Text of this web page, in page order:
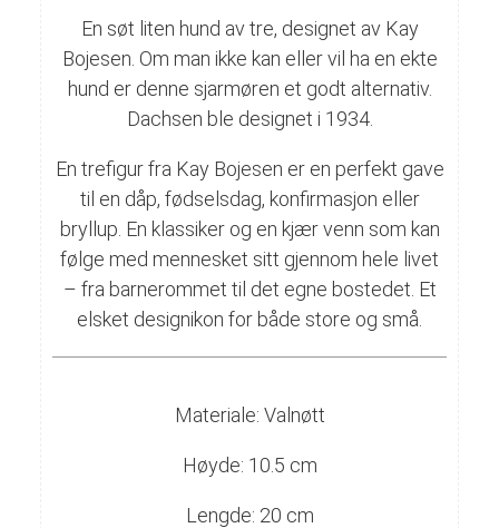
En søt liten hund av tre, designet av Kay
Bojesen. Om man ikke kan eller vil ha en ekte
hund er denne sjarmøren et godt alternativ.
Dachsen ble designet i 1934.
En trefigur fra Kay Bojesen er en perfekt gave
til en dåp, fødselsdag, konfirmasjon eller
bryllup. En klassiker og en kjær venn som kan
følge med mennesket sitt gjennom hele livet
– fra barnerommet til det egne bostedet. Et
elsket designikon for både store og små.
Materiale: Valnøtt
Høyde: 10.5 cm
Lengde: 20 cm